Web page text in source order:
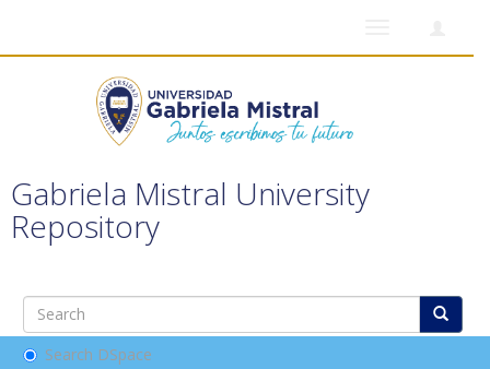
Gabriela Mistral University
Repository
Search DSpace